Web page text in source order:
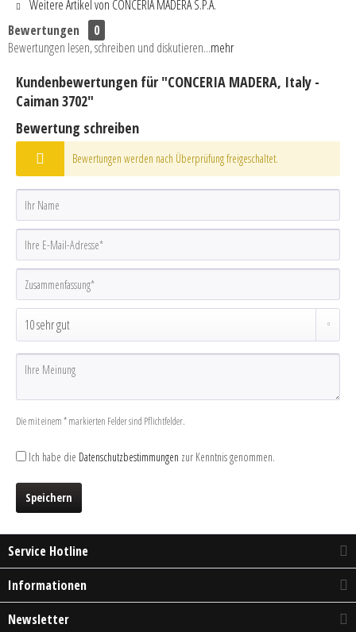
Weitere Artikel von CONCERIA MADERA S.P.A.
Bewertungen
0
Bewertungen lesen, schreiben und diskutieren...mehr
Kundenbewertungen für "CONCERIA MADERA, Italy -
Caiman 3702"
Bewertung schreiben
Bewertungen werden nach Überprüfung freigeschaltet.
Die mit einem * markierten Felder sind Pflichtfelder.
Ich habe die Datenschutzbestimmungen zur Kenntnis genommen.
Speichern
Service Hotline
Informationen
Newsletter